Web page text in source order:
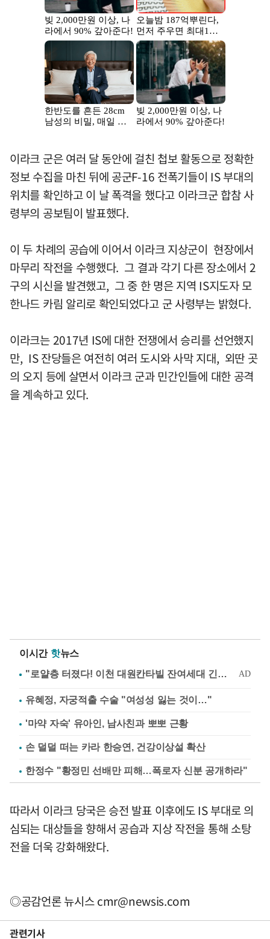
이라크 군은 여러 달 동안에 걸친 첩보 활동으로 정확한
정보 수집을 마친 뒤에 공군F-16 전폭기들이 IS 부대의
위치를 확인하고 이 날 폭격을 했다고 이라크군 합참 사
령부의 공보팀이 발표했다.
이 두 차례의 공습에 이어서 이라크 지상군이 현장에서
마무리 작전을 수행했다. 그 결과 각기 다른 장소에서 2
구의 시신을 발견했고, 그 중 한 명은 지역 IS지도자 모
한나드 카림 알리로 확인되었다고 군 사령부는 밝혔다.
이라크는 2017년 IS에 대한 전쟁에서 승리를 선언했지
만, IS 잔당들은 여전히 여러 도시와 사막 지대, 외딴 곳
의 오지 등에 살면서 이라크 군과 민간인들에 대한 공격
을 계속하고 있다.
이시간 핫뉴스
유혜정, 자궁적출 수술 "여성성 잃는 것이…"
'마약 자숙' 유아인, 남사친과 뽀뽀 근황
손 덜덜 떠는 카라 한승연, 건강이상설 확산
한정수 "황정민 선배만 피해…폭로자 신분 공개하라"
따라서 이라크 당국은 승전 발표 이후에도 IS 부대로 의
심되는 대상들을 향해서 공습과 지상 작전을 통해 소탕
전을 더욱 강화해왔다.
◎공감언론 뉴시스cmr@newsis.com
관련기사